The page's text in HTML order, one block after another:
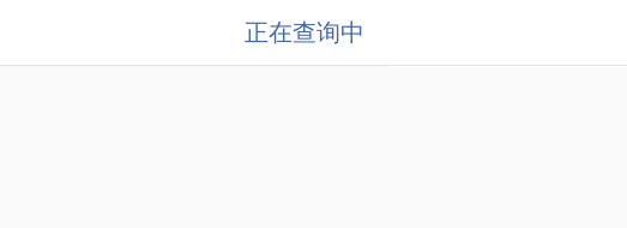
正在查询中